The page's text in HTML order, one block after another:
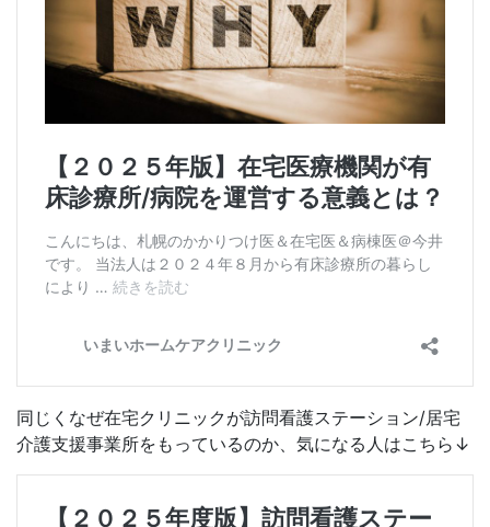
同じくなぜ在宅クリニックが訪問看護ステーション/居宅
介護支援事業所をもっているのか、気になる人はこちら↓